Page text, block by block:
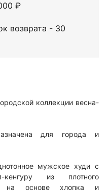
₽
возврата - 30
коллекции весна-
для города и
мужское худи с
из плотного
на основе хлопка и